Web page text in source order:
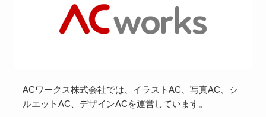
ACワークス株式会社では、イラストAC、写真AC、シ
ルエットAC、デザインACを運営しています。